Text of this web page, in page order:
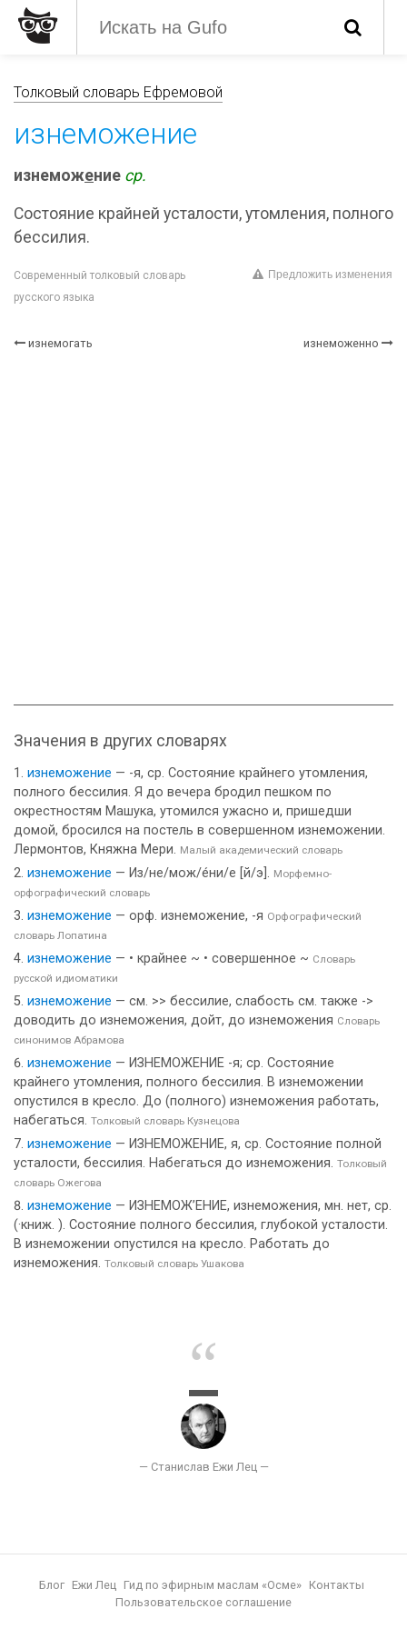
Толковый словарь Ефремовой
изнеможение
изнеможение ср.
Состояние крайней усталости, утомления, полного
бессилия.
Современный толковый словарь
русского языка
Предложить изменения
изнемогать изнеможенно
Значения в других словарях
изнеможение — -я, ср. Состояние крайнего утомления,
полного бессилия. Я до вечера бродил пешком по
окрестностям Машука, утомился ужасно и, пришедши
домой, бросился на постель в совершенном изнеможении.
Лермонтов, Княжна Мери. Малый академический словарь
изнеможение — Из/не/мож/е́ни/е [й/э]. Морфемно-
орфографический словарь
изнеможение — орф. изнеможение, -я Орфографический
словарь Лопатина
изнеможение — • крайнее ~ • совершенное ~ Словарь
русской идиоматики
изнеможение — см. >> бессилие, слабость см. также ->
доводить до изнеможения, дойт, до изнеможения Словарь
синонимов Абрамова
изнеможение — ИЗНЕМОЖЕНИЕ -я; ср. Состояние
крайнего утомления, полного бессилия. В изнеможении
опустился в кресло. До (полного) изнеможения работать,
набегаться. Толковый словарь Кузнецова
изнеможение — ИЗНЕМОЖЕНИЕ, я, ср. Состояние полной
усталости, бессилия. Набегаться до изнеможения. Толковый
словарь Ожегова
изнеможение — ИЗНЕМОЖ’ЕНИЕ, изнеможения, мн. нет, ср.
(·книж. ). Состояние полного бессилия, глубокой усталости.
В изнеможении опустился на кресло. Работать до
изнеможения. Толковый словарь Ушакова
Блог Ежи Лец Гид по эфирным маслам «Осме»
Контакты
Пользовательское соглашение